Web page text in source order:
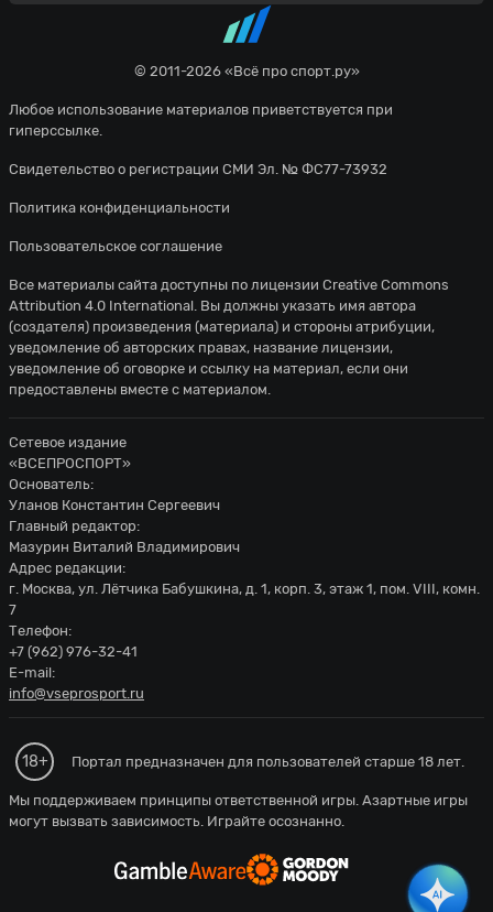
© 2011-2026 «Всё про спорт.ру»
Любое использование материалов приветствуется при
гиперссылке.
Свидетельство о регистрации СМИ Эл. № ФС77-73932
Политика конфиденциальности
Пользовательское соглашение
Все материалы сайта доступны по лицензии Creative Commons
Attribution 4.0 International. Вы должны указать имя автора
(создателя) произведения (материала) и стороны атрибуции,
уведомление об авторских правах, название лицензии,
уведомление об оговорке и ссылку на материал, если они
предоставлены вместе с материалом.
Сетевое издание
«ВСЕПРОСПОРТ»
Основатель:
Уланов Константин Сергеевич
Главный редактор:
Мазурин Виталий Владимирович
Адрес редакции:
г. Москва, ул. Лётчика Бабушкина, д. 1, корп. 3, этаж 1, пом. VIII, комн.
7
Телефон:
+7 (962) 976-32-41
E-mail:
info@vseprosport.ru
18+ Портал предназначен для пользователей старше 18 лет.
Мы поддерживаем принципы ответственной игры. Азартные игры
могут вызвать зависимость. Играйте осознанно.